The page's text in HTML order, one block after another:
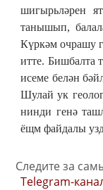
шигырьләрен
танышып,
Күркәм очрашу
итте. Бишбалта
исеме белән
Шулай ук
нинди генә
ёщм файдалы
Следите за
Telegram-